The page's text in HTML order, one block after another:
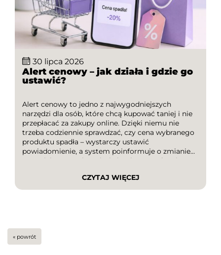
30 lipca 2026
Alert cenowy – jak działa i gdzie go
ustawić?
Alert cenowy to jedno z najwygodniejszych
narzędzi dla osób, które chcą kupować taniej i nie
przepłacać za zakupy online. Dzięki niemu nie
trzeba codziennie sprawdzać, czy cena wybranego
produktu spadła – wystarczy ustawić
powiadomienie, a system poinformuje o zmianie
wartości. To rozwiązanie świetnie sprawdza się
sezonowych wyprzedaży czy polowania na
najlepsze okazje. W tym artykule […]
CZYTAJ WIĘCEJ
« powrót